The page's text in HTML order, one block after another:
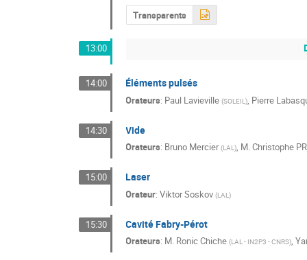
Transparents
13:00
14:00 Éléments pulsés
Orateurs: Paul Lavieville (SOLEIL) Pierre
14:30 Vide
Orateurs: Bruno Mercier (LAL), M.Christophe
15:00 Laser
Orateur:Viktor Soskov (LAL)
15:30 Cavité Fabry-Pérot
Orateurs: M. Ronic Chiche (LAL - IN2P3 - CNRS),